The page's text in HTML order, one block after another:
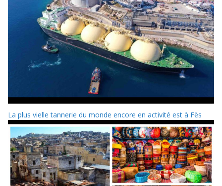
La plus vielle tannerie du monde encore en activité est à Fès